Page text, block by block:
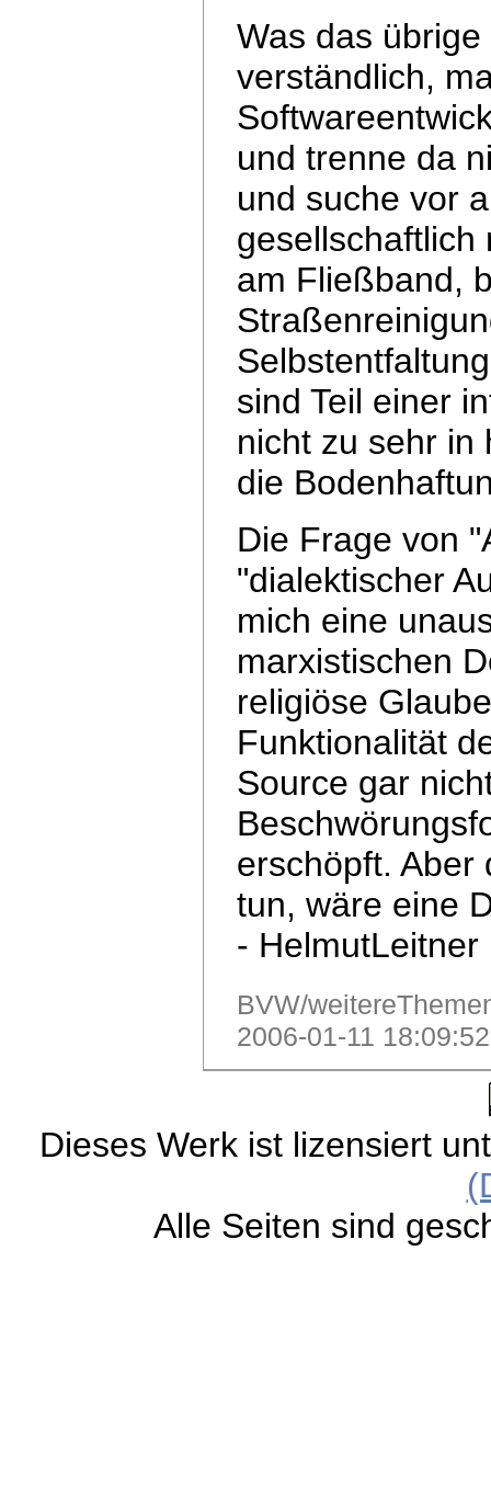
Was das
verständlich,
und trenne da
und suche vor
gesellschaftlich
am Fließband,
sind Teil einer
nicht zu sehr
die
Die Frage von
"dialektischer
mich eine
marxistischen
religiöse
Funktionalität
Source gar
erschöpft. Aber
tun, wäre eine
- HelmutLeitner
BVW/
2006-01-11
Dieses Werk ist lizensiert
Alle Seiten sind